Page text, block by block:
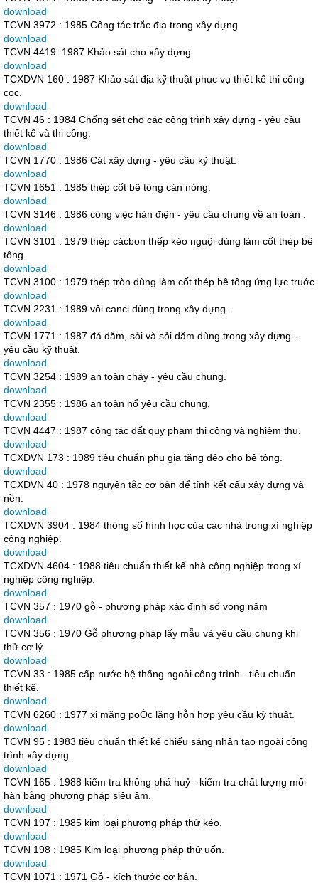
download
TCVN 3972 : 1985 Công tác trắc địa trong xây dựng
download
TCVN 4419 :1987 Khảo sát cho xây dựng.
download
TCXDVN 160 : 1987 Khảo sát địa kỹ thuật phục vụ thiết kế thi công
cọc.
download
TCVN 46 : 1984 Chống sét cho các công trình xây dựng - yêu cầu
thiết kế và thi công.
download
TCVN 1770 : 1986 Cát xây dựng - yêu cầu kỹ thuật.
download
TCVN 1651 : 1985 thép cốt bê tông cán nóng.
download
TCVN 3146 : 1986 công việc hàn điện - yêu cầu chung về an toàn .
download
TCVN 3101 : 1979 thép cácbon thếp kéo nguội dùng làm cốt thép bê
tông.
download
TCVN 3100 : 1979 thép tròn dùng làm cốt thép bê tông ứng lực truớc
download
TCVN 2231 : 1989 vôi canci dùng trong xây dựng.
download
TCVN 1771 : 1987 đá dăm, sỏi và sỏi dăm dùng trong xây dựng -
yêu cầu kỹ thuật.
download
TCVN 3254 : 1989 an toàn cháy - yêu cầu chung.
download
TCVN 2355 : 1986 an toàn nổ yêu cầu chung.
download
TCVN 4447 : 1987 công tác đất quy phạm thi công và nghiệm thu.
download
TCXDVN 173 : 1989 tiêu chuẩn phụ gia tăng dẻo cho bê tông.
download
TCXDVN 40 : 1978 nguyên tắc cơ bản để tính kết cấu xây dựng và
nền.
download
TCXDVN 3904 : 1984 thông số hình học của các nhà trong xí nghiệp
công nghiệp.
download
TCXDVN 4604 : 1988 tiêu chuẩn thiết kế nhà công nghiệp trong xí
nghiệp công nghiệp.
download
TCVN 357 : 1970 gỗ - phương pháp xác định số vong năm
download
TCVN 356 : 1970 Gỗ phương pháp lấy mẫu và yêu cầu chung khi
thử cơ lý.
download
TCVN 33 : 1985 cấp nước hệ thống ngoài công trình - tiêu chuẩn
thiết kế.
download
TCVN 6260 : 1977 xi măng poÓc lăng hỗn hợp yêu cầu kỹ thuật.
download
TCVN 95 : 1983 tiêu chuẩn thiết kế chiếu sáng nhân tạo ngoài công
trình xây dựng.
download
TCVN 165 : 1988 kiểm tra không phá huỷ - kiểm tra chất lượng mối
hàn bằng phương pháp siêu âm.
download
TCVN 197 : 1985 kim loại phương pháp thử kéo.
download
TCVN 198 : 1985 Kim loại phương pháp thử uốn.
download
TCVN 1071 : 1971 Gỗ - kích thước cơ bản.